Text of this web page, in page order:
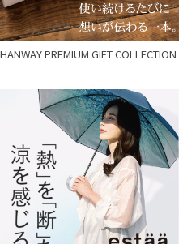
HANWAY PREMIUM GIFT COLLECTION